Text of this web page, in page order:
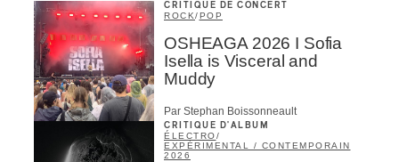
CRITIQUE DE CONCERT
ROCK/POP
OSHEAGA 2026 I Sofia
Isella is Visceral and
Muddy
Par Stephan Boissonneault
CRITIQUE D'ALBUM
ÉLECTRO/
EXPÉRIMENTAL / CONTEMPORAIN
2026